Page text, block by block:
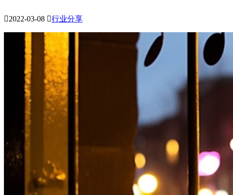
2022-03-08 行业分享